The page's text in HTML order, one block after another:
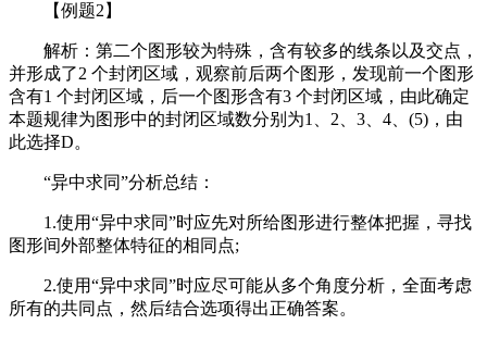
【例题2】
解析：第二个图形较为特殊，含有较多的线条以及交点，
并形成了2 个封闭区域，观察前后两个图形，发现前一个图形
含有1 个封闭区域，后一个图形含有3 个封闭区域，由此确定
本题规律为图形中的封闭区域数分别为1、2、3、4、(5)，由
此选择D。
“异中求同”分析总结：
1.使用“异中求同”时应先对所给图形进行整体把握，寻找
图形间外部整体特征的相同点;
2.使用“异中求同”时应尽可能从多个角度分析，全面考虑
所有的共同点，然后结合选项得出正确答案。